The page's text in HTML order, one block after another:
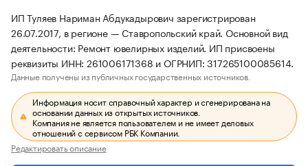
ИП Туляев Нариман Абдукадырович зарегистрирован
26.07.2017, в регионе — Ставропольский край. Основной вид
деятельности: Ремонт ювелирных изделий. ИП присвоены
реквизиты ИНН: 261006171368 и ОГРНИП: 317265100085614.
Данные получены из публичных государственных источников.
Информация носит справочный характер и сгенерирована на
основании данных из открытых источников.
Компания не является пользователем и не имеет деловых
отношений с сервисом РБК Компании.
Редактировать описание